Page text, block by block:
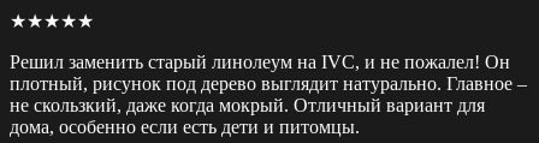
★★★★★
Решил заменить старый линолеум на IVC, и не пожалел! Он
плотный, рисунок под дерево выглядит натурально. Главное –
не скользкий, даже когда мокрый. Отличный вариант для
дома, особенно если есть дети и питомцы.